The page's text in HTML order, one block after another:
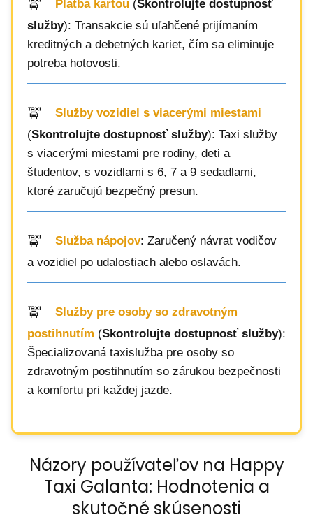
Platba kartou (Skontrolujte dostupnosť
služby): Transakcie sú uľahčené prijímaním
kreditných a debetných kariet, čím sa eliminuje
potreba hotovosti.
Služby vozidiel s viacerými miestami
(Skontrolujte dostupnosť služby): Taxi služby
s viacerými miestami pre rodiny, deti a
študentov, s vozidlami s 6, 7 a 9 sedadlami,
ktoré zaručujú bezpečný presun.
Služba nápojov: Zaručený návrat vodičov
a vozidiel po udalostiach alebo oslavách.
Služby pre osoby so zdravotným
postihnutím (Skontrolujte dostupnosť služby):
Špecializovaná taxislužba pre osoby so
zdravotným postihnutím so zárukou bezpečnosti
a komfortu pri každej jazde.
Názory používateľov na Happy
Taxi Galanta: Hodnotenia a
skutočné skúsenosti